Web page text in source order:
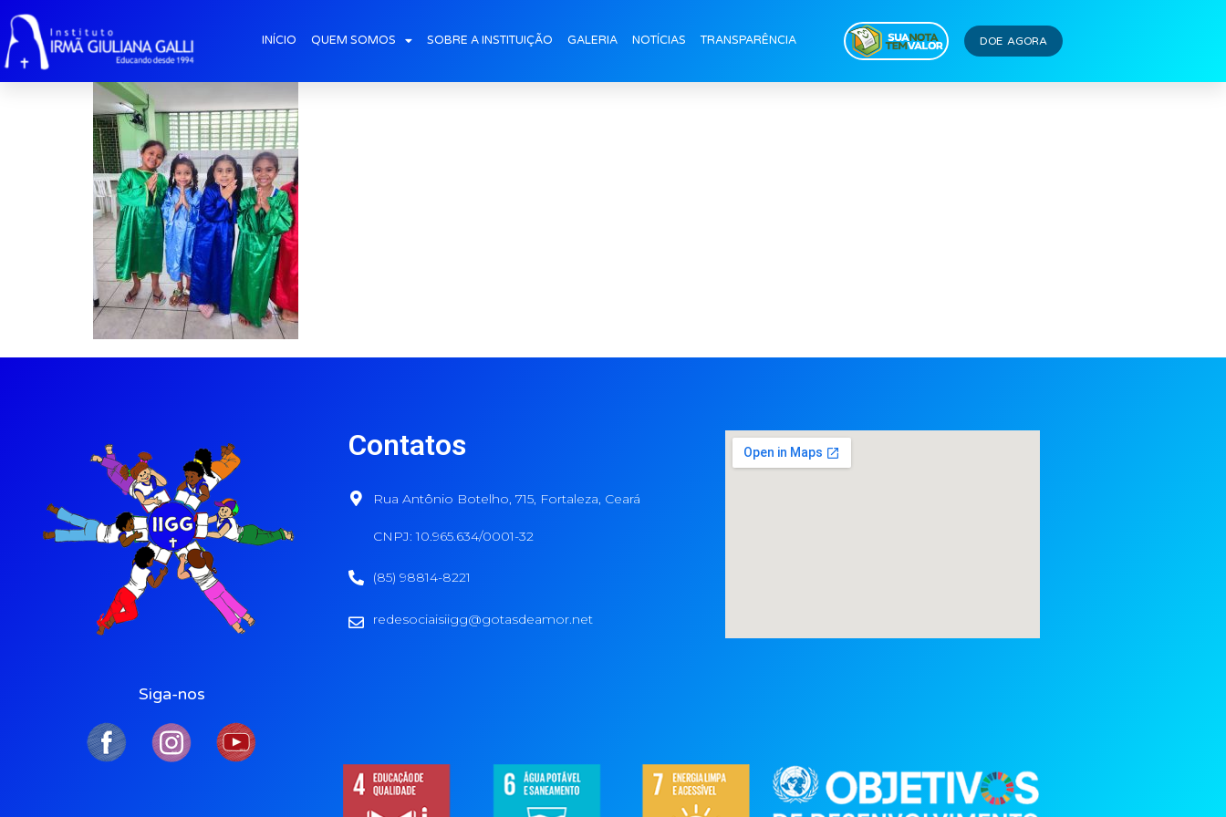
INÍCIO QUEM SOMOS SOBRE A INSTITUIÇÃO GALERIA NOTÍCIAS TRANSPARÊNCIA DOE AGORA
galeria2026-abr_SantaCeia_Inf-5-tarde (25)
Siga-nos
Contatos
Rua Antônio Botelho, 715, Fortaleza, Ceará
CNPJ: 10.965.634/0001-32
(85) 98814-8221
redesociaisiigg@gotasdeamor.net